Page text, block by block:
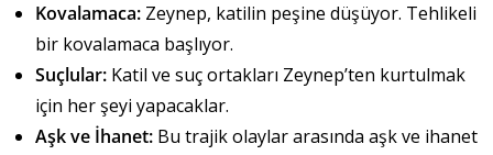
Kovalamaca: Zeynep, katilin peşine düşüyor. Tehlikeli
bir kovalamaca başlıyor.
Suçlular: Katil ve suç ortakları Zeynep’ten kurtulmak
için her şeyi yapacaklar.
Aşk ve İhanet: Bu trajik olaylar arasında aşk ve ihanet